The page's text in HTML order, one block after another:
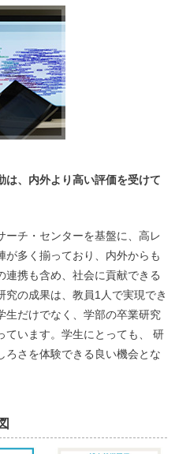
は、内外より高い評価を受けて
チ・センターを基盤に、高レ
多く揃っており、内外からも
携も含め、社会に貢献できる
の成果は、教員1人で実現でき
生だけでなく、学部の卒業研究
ています。学生にとっても、 研
ろさを体験できる良い機会とな